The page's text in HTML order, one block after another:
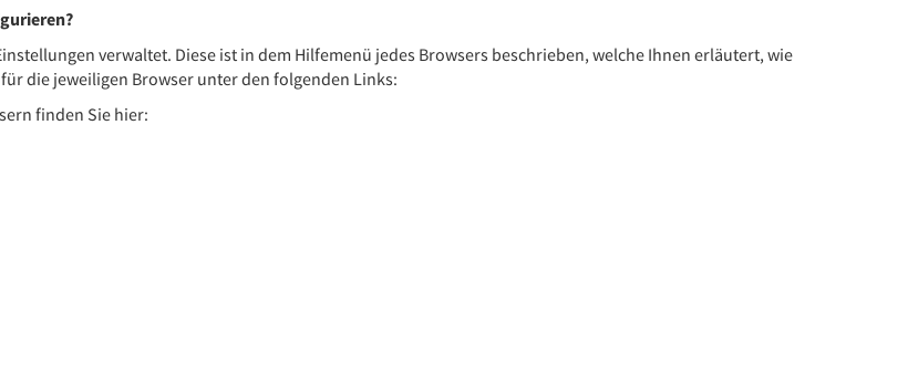
verwaltet. Diese ist in dem Hilfemenü jedes Browsers beschrieben, welche Ihnen erläutert, wie
die jeweiligen Browser unter den folgenden Links:
finden Sie hier: